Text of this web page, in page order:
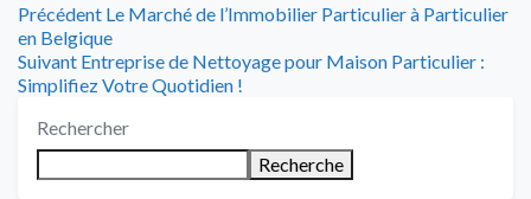
Navigation
de
l’article
Précédent Article
précédent
:
Le Marché de l’Immobilier Particulier à Particulier
en Belgique
Suivant Article
suivant
Entreprise de Nettoyage pour Maison Particulier :
Simplifiez Votre Quotidien !
Rechercher
Recherche